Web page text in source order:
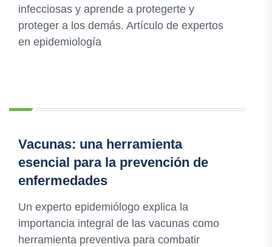
infecciosas y aprende a protegerte y
proteger a los demás. Artículo de expertos
en epidemiología
Vacunas: una herramienta
esencial para la prevención de
enfermedades
Un experto epidemiólogo explica la
importancia integral de las vacunas como
herramienta preventiva para combatir